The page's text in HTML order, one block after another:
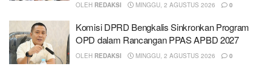
OLEH REDAKSI MINGGU, 2 AGUSTUS 2026 0
Komisi DPRD Bengkalis Sinkronkan Program
OPD dalam Rancangan PPAS APBD 2027
OLEH REDAKSI MINGGU, 2 AGUSTUS 2026 0